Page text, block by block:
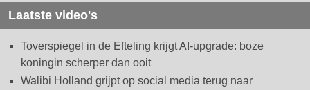
Laatste video's
Toverspiegel in de Efteling krijgt AI-upgrade: boze
koningin scherper dan ooit
Walibi Holland grijpt op social media terug naar